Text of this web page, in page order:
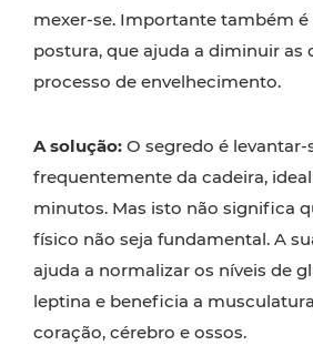
mexer-se. Importante também é
postura, que ajuda a diminuir as
processo de envelhecimento.
A solução: O segredo é levantar-
frequentemente da cadeira,
minutos. Mas isto não significa
físico não seja fundamental. A
ajuda a normalizar os níveis de
leptina e beneficia a
coração, cérebro e ossos.